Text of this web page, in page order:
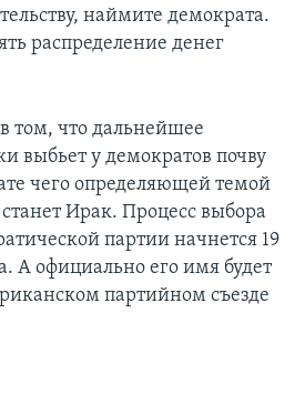
наймите демократа.
распределение денег
том, что дальнейшее
выбьет у демократов почву
чего определяющей темой
Ирак. Процесс выбора
партии начнется 19
А официально его имя будет
партийном съезде